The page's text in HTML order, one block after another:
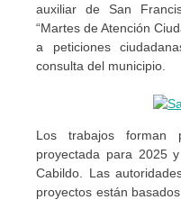
auxiliar de San
“Martes de Atención
a peticiones
consulta del municipio.
Los trabajos forman
proyectada para 2025
Cabildo. Las
proyectos están